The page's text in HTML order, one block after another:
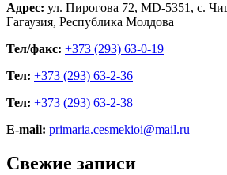
Адрес: ул. Пирогова 72, MD-5351, с.
Гагаузия, Республика Молдова
Тел/факс: +373 (293) 63-0-19
Тел: +373 (293) 63-2-36
Тел: +373 (293) 63-2-38
E-mail: primaria.cesmekioi@mail.ru
Свежие записи